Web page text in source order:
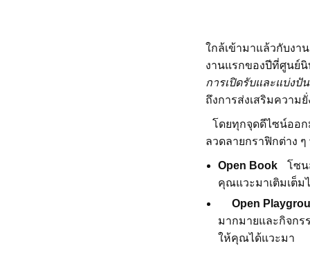
ใกล้เข้ามาแล้วกับงา
งานแรกของปีที่ศูนย์
การเปิดรับและแบ่งปั
ถึงการส่งเสริมควา
โดยทุกจุดดีไซน์ออก
ลวดลายกราฟิกต่าง
Open Book โซน
คุณแวะมาเติมเต็ม
Open
มากมายและกิจกร
ให้คุณได้แวะมา